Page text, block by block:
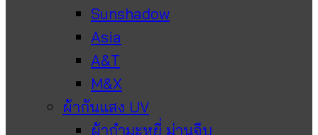
Sunshadow
Asia
A&T
M&X
ผ้ากันแสง UV
ผ้ากำมะหยี่ ม่านจีบ